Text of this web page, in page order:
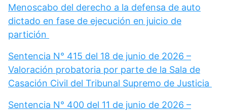
Menoscabo del derecho a la defensa de auto
dictado en fase de ejecución en juicio de
partición
Sentencia N° 415 del 18 de junio de 2026 –
Valoración probatoria por parte de la Sala de
Casación Civil del Tribunal Supremo de Justicia
Sentencia N° 400 del 11 de junio de 2026 –